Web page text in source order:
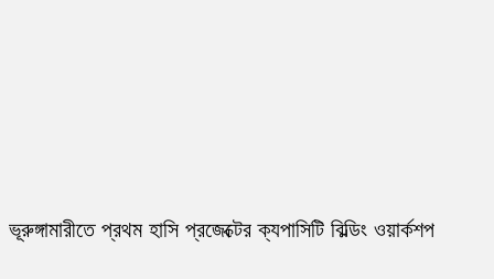
ভূরুঙ্গামারীতে প্রথম হাসি প্রজেক্টের ক্যপাসিটি বিল্ডিং ওয়ার্কশপ